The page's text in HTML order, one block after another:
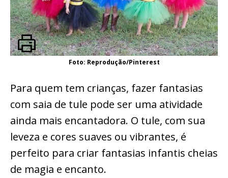
Foto: Reprodução/Pinterest
Para quem tem crianças, fazer fantasias
com saia de tule pode ser uma atividade
ainda mais encantadora. O tule, com sua
leveza e cores suaves ou vibrantes, é
perfeito para criar fantasias infantis cheias
de magia e encanto.